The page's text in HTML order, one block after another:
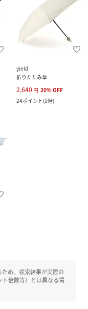
yield
折りたたみ傘
2,640 円 20%OFF
24ポイント(1倍)
め、検索結果が実際の
ト倍数等）とは異なる場